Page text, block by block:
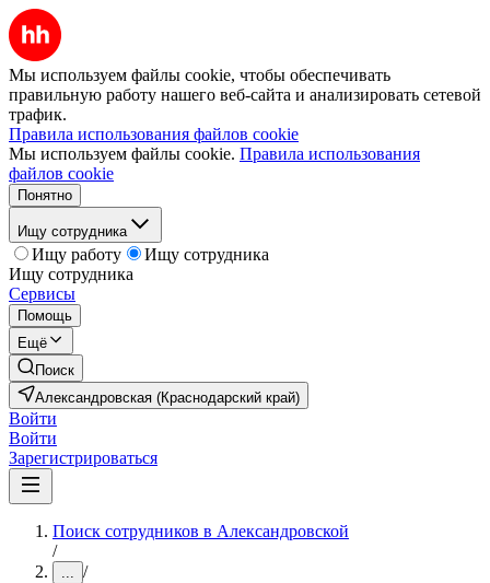
Мы используем файлы cookie, чтобы обеспечивать
правильную работу нашего веб-сайта и анализировать сетевой
трафик.
Правила использования файлов cookie
Мы используем файлы cookie. Правила использования
файлов cookie
Понятно
Ищу сотрудника
Ищу работу
Ищу сотрудника
Ищу сотрудника
Сервисы
Помощь
Ещё
Поиск
Александровская (Краснодарский край)
Войти
Войти
Зарегистрироваться
Поиск сотрудников в Александровской
/
... /